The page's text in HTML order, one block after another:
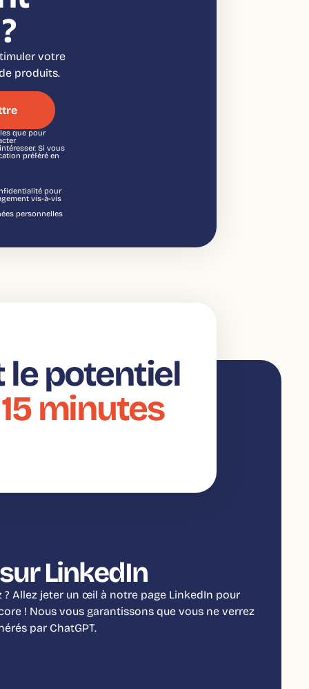
votre
produits.
que pour
Si vous
préféré en
pour
vis-à-vis
personnelles
le potentiel
minutes
LinkedIn
? Allez jeter un œil à notre page LinkedIn pour
! Nous vous garantissons que vous ne verrez
par ChatGPT.